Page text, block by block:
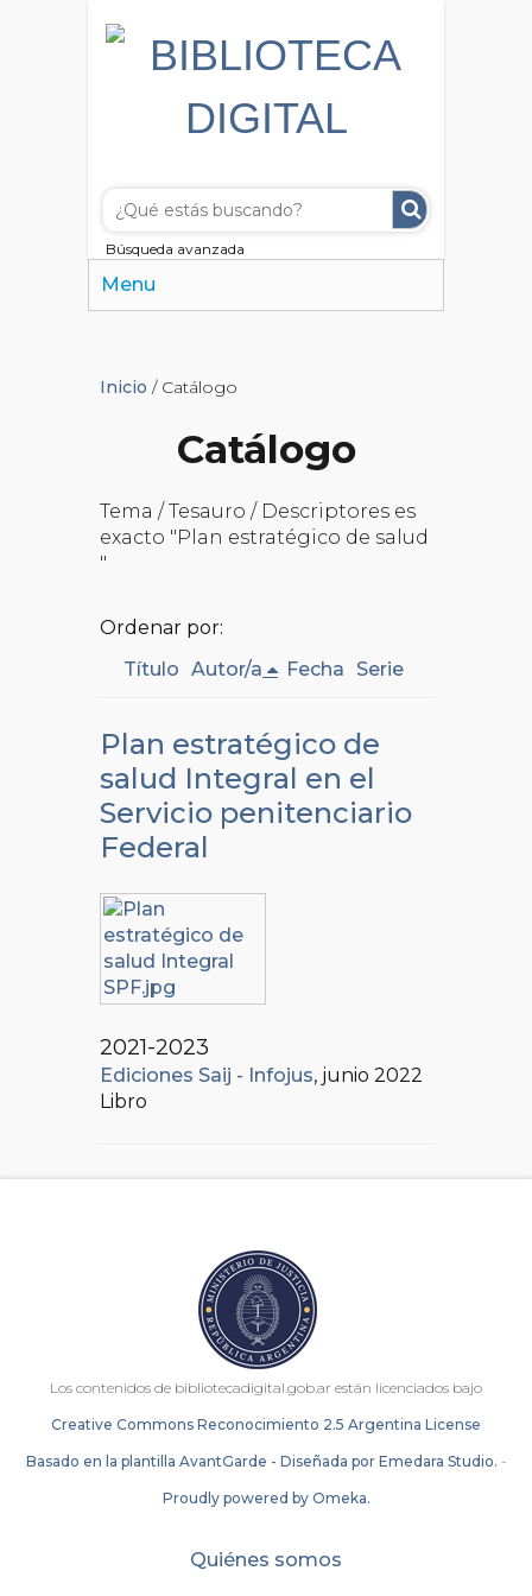
Búsqueda avanzada
Menu
Inicio / Catálogo
Catálogo
Tema / Tesauro / Descriptores es
exacto "Plan estratégico de salud
"
Ordenar por:
Título Autor/a Fecha Serie
Plan estratégico de
salud Integral en el
Servicio penitenciario
Federal
2021-2023
Ediciones Saij - Infojus, junio 2022
Libro
Los contenidos de bibliotecadigital.gob.ar están licenciados bajo
Creative Commons Reconocimiento 2.5 Argentina License
Basado en la plantilla AvantGarde - Diseñada por Emedara Studio. -
Proudly powered by Omeka.
Quiénes somos